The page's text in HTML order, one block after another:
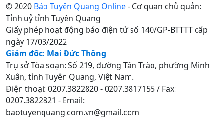
© 2020 Báo Tuyên Quang Online- Cơ quan chủ quản:
Tỉnh uỷ tỉnh Tuyên Quang
Giấy phép hoạt động báo điện tử số 140/GP-BTTTT cấp
ngày 17/03/2022
Giám đốc: Mai Đức Thông
Trụ sở Tòa soạn: Số 219, đường Tân Trào, phường Minh
Xuân, tỉnh Tuyên Quang, Việt Nam.
Điện thoại: 0207.3822820 - 0207.3817155 / Fax:
0207.3822821 - Email:
baotuyenquang.com.vn@gmail.com